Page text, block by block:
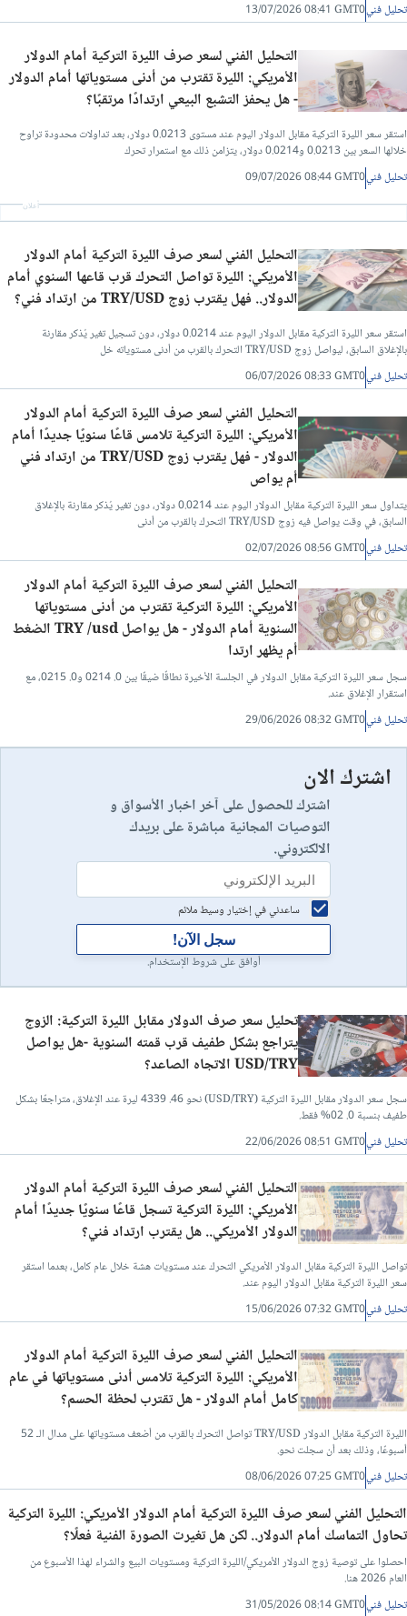
تحليل فني13/07/2026 08:41 GMT0
التحليل الفني لسعر صرف الليرة التركية أمام الدولار
الأمريكي: الليرة تقترب من أدنى مستوياتها أمام الدولار
- هل يحفز التشبع البيعي ارتدادًا مرتقبًا؟
استقر سعر الليرة التركية مقابل الدولار اليوم عند مستوى 0.0213 دولار، بعد تداولات محدودة تراوح
خلالها السعر بين 0.0213 و0.0214 دولار، يتزامن ذلك مع استمرار تحرك
تحليل فني09/07/2026 08:44 GMT0
أعلان
التحليل الفني لسعر صرف الليرة التركية أمام الدولار
الأمريكي: الليرة تواصل التحرك قرب قاعها السنوي أمام
الدولار.. فهل يقترب زوج TRY/USD من ارتداد فني؟
استقر سعر الليرة التركية مقابل الدولار اليوم عند 0.0214 دولار، دون تسجيل تغير يُذكر مقارنة
بالإغلاق السابق، ليواصل زوج TRY/USD التحرك بالقرب من أدنى مستوياته خل
تحليل فني06/07/2026 08:33 GMT0
التحليل الفني لسعر صرف الليرة التركية أمام الدولار
الأمريكي: الليرة التركية تلامس قاعًا سنويًا جديدًا أمام
الدولار - فهل يقترب زوج TRY/USD من ارتداد فني
أم يواص
يتداول سعر الليرة التركية مقابل الدولار اليوم عند 0.0214 دولار، دون تغير يُذكر مقارنة بالإغلاق
السابق، في وقت يواصل فيه زوج TRY/USD التحرك بالقرب من أدنى
تحليل فني02/07/2026 08:56 GMT0
التحليل الفني لسعر صرف الليرة التركية أمام الدولار
الأمريكي: الليرة التركية تقترب من أدنى مستوياتها
السنوية أمام الدولار - هل يواصل TRY /usd الضغط
أم يظهر ارتدا
سجل سعر الليرة التركية مقابل الدولار في الجلسة الأخيرة نطاقًا ضيقًا بين 0. 0214 و0. 0215، مع
استقرار الإغلاق عند.
تحليل فني29/06/2026 08:32 GMT0
اشترك الان
اشترك للحصول على آخر اخبار الأسواق و
التوصيات المجانية مباشرة على بريدك
الالكتروني.
ساعدني في إختيار وسيط ملائم
سجل الآن!
أوافق على شروط الإستخدام.
تحليل سعر صرف الدولار مقابل الليرة التركية: الزوج
يتراجع بشكل طفيف قرب قمته السنوية -هل يواصل
USD/TRY الاتجاه الصاعد؟
سجل سعر الدولار مقابل الليرة التركية (USD/TRY) نحو 46. 4339 ليرة عند الإغلاق، متراجعًا بشكل
طفيف بنسبة 0. 02% فقط.
تحليل فني22/06/2026 08:51 GMT0
التحليل الفني لسعر صرف الليرة التركية أمام الدولار
الأمريكي: الليرة التركية تسجل قاعًا سنويًا جديدًا أمام
الدولار الأمريكي.. هل يقترب ارتداد فني؟
تواصل الليرة التركية مقابل الدولار الأمريكي التحرك عند مستويات هشة خلال عام كامل، بعدما استقر
سعر الليرة التركية مقابل الدولار اليوم عند.
تحليل فني15/06/2026 07:32 GMT0
التحليل الفني لسعر صرف الليرة التركية أمام الدولار
الأمريكي: الليرة التركية تلامس أدنى مستوياتها في عام
كامل أمام الدولار - هل تقترب لحظة الحسم؟
الليرة التركية مقابل الدولار TRY/USD تواصل التحرك بالقرب من أضعف مستوياتها على مدال الـ 52
أسبوعًا، وذلك بعد أن سجلت نحو.
تحليل فني08/06/2026 07:25 GMT0
التحليل الفني لسعر صرف الليرة التركية أمام الدولار الأمريكي: الليرة التركية
تحاول التماسك أمام الدولار.. لكن هل تغيرت الصورة الفنية فعلًا؟
احصلوا على توصية زوج الدولار الأمريكي/الليرة التركية ومستويات البيع والشراء لهذا الأسبوع من
العام 2026 هنا.
تحليل فني31/05/2026 08:14 GMT0